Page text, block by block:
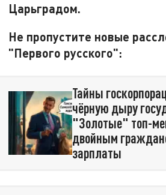
Царьградом.
Не пропустите новые
"Первого русского":
Тайны
чёрную дыру
"Золотые" топ-
двойным
зарплаты